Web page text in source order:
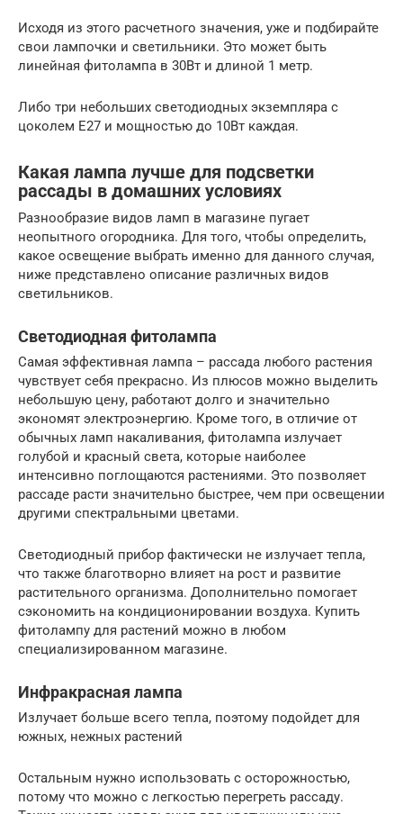
Исходя из этого расчетного значения, уже и подбирайте
свои лампочки и светильники. Это может быть
линейная фитолампа в 30Вт и длиной 1 метр.
Либо три небольших светодиодных экземпляра с
цоколем Е27 и мощностью до 10Вт каждая.
Какая лампа лучше для подсветки
рассады в домашних условиях
Разнообразие видов ламп в магазине пугает
неопытного огородника. Для того, чтобы определить,
какое освещение выбрать именно для данного случая,
ниже представлено описание различных видов
светильников.
Светодиодная фитолампа
Самая эффективная лампа – рассада любого растения
чувствует себя прекрасно. Из плюсов можно выделить
небольшую цену, работают долго и значительно
экономят электроэнергию. Кроме того, в отличие от
обычных ламп накаливания, фитолампа излучает
голубой и красный света, которые наиболее
интенсивно поглощаются растениями. Это позволяет
рассаде расти значительно быстрее, чем при освещении
другими спектральными цветами.
Светодиодный прибор фактически не излучает тепла,
что также благотворно влияет на рост и развитие
растительного организма. Дополнительно помогает
сэкономить на кондиционировании воздуха. Купить
фитолампу для растений можно в любом
специализированном магазине.
Инфракрасная лампа
Излучает больше всего тепла, поэтому подойдет для
южных, нежных растений
Остальным нужно использовать с осторожностью,
потому что можно с легкостью перегреть рассаду.